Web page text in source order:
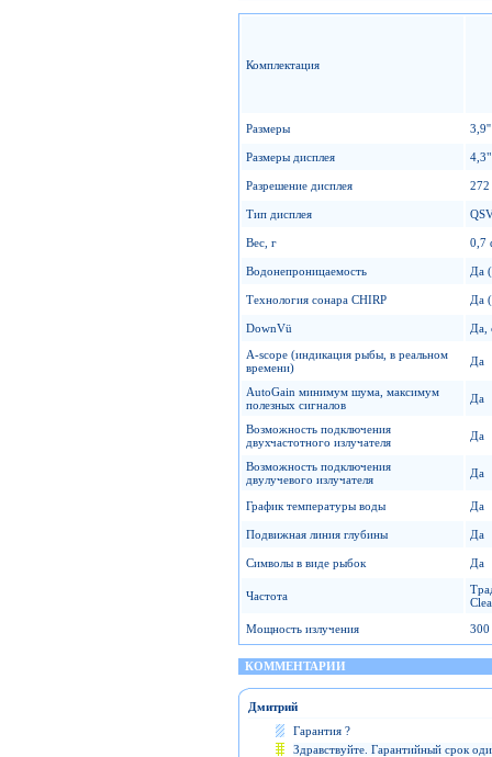
Комплектация
Размеры
Размеры дисплея
Разрешение дисплея 272
Тип дисплея
Вес, г 0,7
Водонепроницаемость Да
Технология сонара CHIRP Да
DownVü
Да,
A-scope (индикация рыбы, в реальном
времени)
Да
AutoGain минимум шума, максимум
полезных сигналов
Да
Возможность подключения
двухчастотного излучателя
Да
Возможность подключения
двулучевого излучателя
Да
График температуры воды Да
Подвижная линия глубины Да
Символы в виде рыбок Да
Частота
Мощность излучения
300
КОММЕНТАРИИ
Дмитрий
Гарантия ?
Здравствуйте. Гарантийный срок